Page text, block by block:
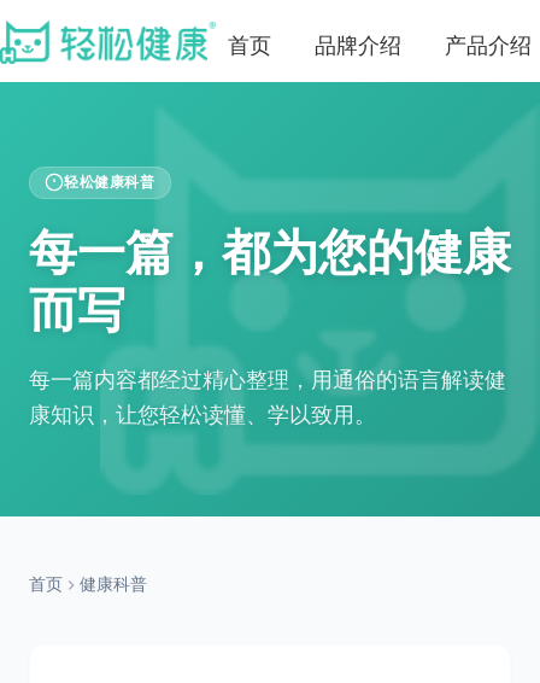
首页 品牌介绍 产品介绍
轻松健康科普
每一篇，都为您的健康
而写
每一篇内容都经过精心整理，用通俗的语言解读健
康知识，让您轻松读懂、学以致用。
首页 健康科普